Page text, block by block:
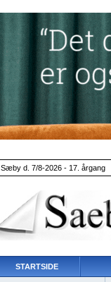
Sæby d. 7/8-2026 - 17. årgang
STARTSIDE